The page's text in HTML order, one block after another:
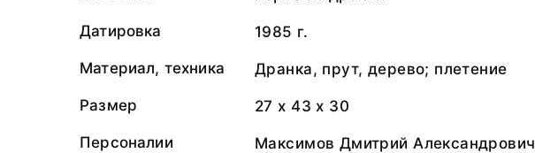
Датировка 1985 г.
Материал, техника Дранка, прут, дерево; плетение
Размер 27 х 43 х 30
Персоналии
Максимов Дмитрий Александрович